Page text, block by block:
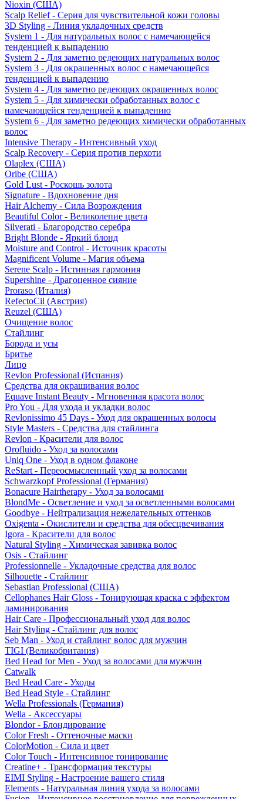
Nioxin (США)
Scalp Relief - Серия для чувствительной кожи головы
3D Styling - Линия укладочных средств
System 1 - Для натуральных волос с намечающейся
тенденцией к выпадению
System 2 - Для заметно редеющих натуральных волос
System 3 - Для окрашенных волос с намечающейся
тенденцией к выпадению
System 4 - Для заметно редеющих окрашенных волос
System 5 - Для химически обработанных волос с
намечающейся тенденцией к выпадению
System 6 - Для заметно редеющих химически обработанных
волос
Intensive Therapy - Интенсивный уход
Scalp Recovery - Серия против перхоти
Olaplex (США)
Oribe (США)
Gold Lust - Роскошь золота
Signature - Вдохновение дня
Hair Alchemy - Сила Возрождения
Beautiful Color - Великолепие цвета
Silverati - Благородство серебра
Bright Blonde - Яркий блонд
Moisture and Control - Источник красоты
Magnificent Volume - Магия объема
Serene Scalp - Истинная гармония
Supershine - Драгоценное сияние
Proraso (Италия)
RefectoCil (Австрия)
Reuzel (США)
Очищение волос
Стайлинг
Борода и усы
Бритье
Лицо
Revlon Professional (Испания)
Средства для окрашивания волос
Equave Instant Beauty - Мгновенная красота волос
Pro You - Для ухода и укладки волос
Revlonissimo 45 Days - Уход для окрашенных волосы
Style Masters - Средства для стайлинга
Revlon - Красители для волос
Orofluido - Уход за волосами
Uniq One - Уход в одном флаконе
ReStart - Переосмысленный уход за волосами
Schwarzkopf Professional (Германия)
Bonacure Hairtherapy - Уход за волосами
BlondMe - Осветление и уход за осветленными волосами
Goodbye - Нейтрализация нежелательных оттенков
Oxigenta - Окислители и средства для обесцвечивания
Igora - Красители для волос
Natural Styling - Химическая завивка волос
Osis - Стайлинг
Professionnelle - Укладочные средства для волос
Silhouette - Стайлинг
Sebastian Professional (США)
Cellophanes Hair Gloss - Тонирующая краска с эффектом
ламинирования
Hair Care - Профессиональный уход для волос
Hair Styling - Стайлинг для волос
Seb Man - Уход и стайлинг волос для мужчин
TIGI (Великобритания)
Bed Head for Men - Уход за волосами для мужчин
Catwalk
Bed Head Care - Уходы
Bed Head Style - Стайлинг
Wella Professionals (Германия)
Wella - Аксессуары
Blondor - Блондирование
Color Fresh - Оттеночные маски
ColorMotion - Сила и цвет
Color Touch - Интенсивное тонирование
Creatine+ - Трансформация текстуры
EIMI Styling - Настроение вашего стиля
Elements - Натуральная линия ухода за волосами